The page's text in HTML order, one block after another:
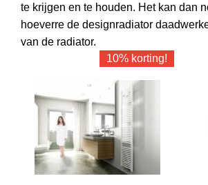
te krijgen en te houden. Het kan dan
hoeverre de designradiator
van de radiator.
10% korting!